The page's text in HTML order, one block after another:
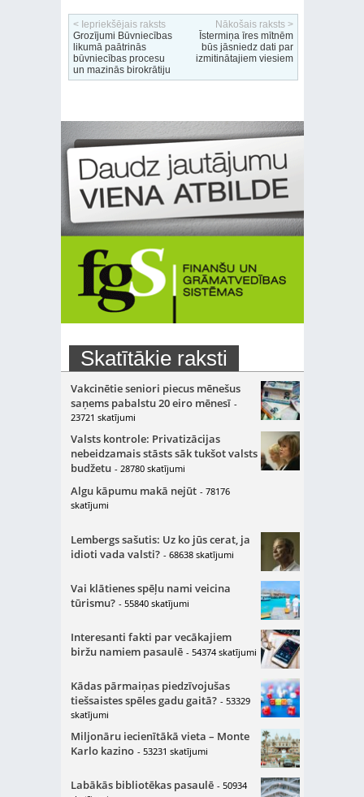
< Iepriekšējais raksts
Grozījumi Būvniecības
likumā paātrinās
būvniecības procesu
un mazinās birokrātiju
Nākošais raksts >
Īstermiņa īres mītnēm
būs jāsniedz dati par
izmitinātajiem viesiem
Skatītākie raksti
Vakcinētie seniori piecus mēnešus
saņems pabalstu 20 eiro mēnesī -
23721 skatījumi
Valsts kontrole: Privatizācijas
nebeidzamais stāsts sāk tukšot valsts
budžetu - 28780 skatījumi
Algu kāpumu makā nejūt - 78176
skatījumi
Lembergs sašutis: Uz ko jūs cerat, ja
idioti vada valsti? - 68638 skatījumi
Vai klātienes spēļu nami veicina
tūrismu? - 55840 skatījumi
Interesanti fakti par vecākajiem
biržu namiem pasaulē - 54374 skatījumi
Kādas pārmaiņas piedzīvojušas
tiešsaistes spēles gadu gaitā? - 53329
skatījumi
Miljonāru iecienītākā vieta – Monte
Karlo kazino - 53231 skatījumi
Labākās bibliotēkas pasaulē - 50934